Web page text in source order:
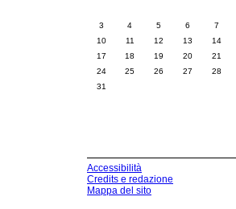
3
4 5 6 7
10
11 12 13 14
17
18 19 20 21
24
25 26 27 28
31
Accessibilità
Credits e redazione
Mappa del sito